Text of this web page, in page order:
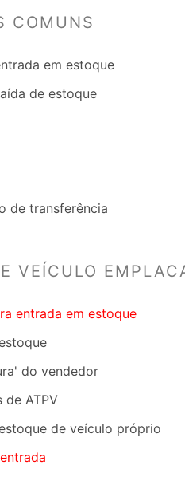
COMUNS
em estoque
de estoque
de transferência
VEÍCULO
entrada em estoque
do vendedor
de ATPV
de veículo próprio